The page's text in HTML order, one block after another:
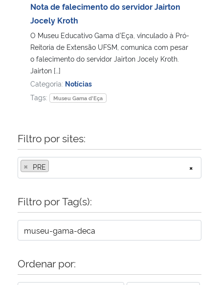
Nota de falecimento do servidor Jairton
Jocely Kroth
O Museu Educativo Gama d’Eça, vinculado à Pró-
Reitoria de Extensão UFSM, comunica com pesar
o falecimento do servidor Jairton Jocely Kroth.
Jairton […]
Categoria: Notícias
Tags:
Museu Gama d'Eça
Filtro por sites:
×
× PRE
Filtro por Tag(s):
Ordenar por: